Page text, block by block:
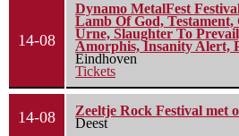
14-08
Dynamo MetalFest
Lamb Of God,
Urne, Slaughter To
Amorphis, Insanity Alert,
Eindhoven
Tickets
14-08
Zeeltje Rock Festival met
Deest